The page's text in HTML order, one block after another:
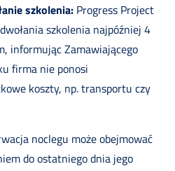
szkolenia: Progress Project
szkolenia najpóźniej 4
informując Zamawiającego
firma nie ponosi
koszty, np. transportu czy
noclegu może obejmować
do ostatniego dnia jego